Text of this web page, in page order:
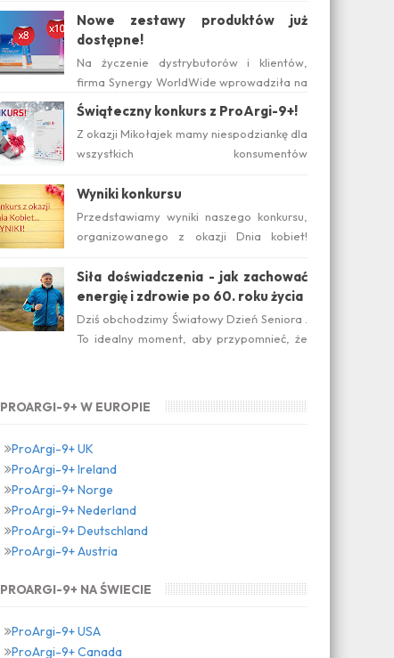
diety, wchodzi na polski rynek już w tym roku.
Serwis internetow...
Nowe zestawy produktów już
dostępne!
Na życzenie dystrybutorów i klientów,
firma Synergy WorldWide wprowadziła na
rynku polskim nowe zestawy suplementów
ProArgi-9+ i Mistify....
Świąteczny konkurs z ProArgi-9+!
Z okazji Mikołajek mamy niespodziankę dla
wszystkich konsumentów
Serdecznie zapraszamy do wzięcia ud...
Wyniki konkursu
Przedstawiamy wyniki naszego konkursu,
organizowanego z okazji Dnia kobiet!
suplement diety jest ideal...
Siła doświadczenia - jak zachować
energię i zdrowie po 60. roku życia
Dziś obchodzimy Światowy Dzień Seniora .
To idealny moment, aby przypomnieć, że
PROARGI-9+ W EUROPIE
ProArgi-9+ UK
ProArgi-9+ Ireland
ProArgi-9+ Norge
ProArgi-9+ Nederland
ProArgi-9+ Deutschland
ProArgi-9+ Austria
PROARGI-9+ NA ŚWIECIE
ProArgi-9+ USA
ProArgi-9+ Canada